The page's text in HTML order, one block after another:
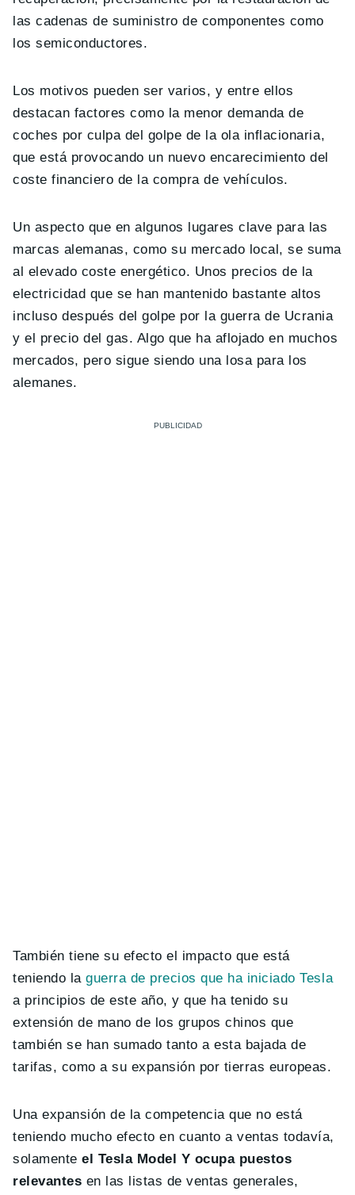
las cadenas de suministro de componentes como
los semiconductores.
Los motivos pueden ser varios, y entre ellos
destacan factores como la menor demanda de
coches por culpa del golpe de la ola inflacionaria,
que está provocando un nuevo encarecimiento del
coste financiero de la compra de vehículos.
Un aspecto que en algunos lugares clave para las
marcas alemanas, como su mercado local, se suma
al elevado coste energético. Unos precios de la
electricidad que se han mantenido bastante altos
incluso después del golpe por la guerra de Ucrania
y el precio del gas. Algo que ha aflojado en muchos
mercados, pero sigue siendo una losa para los
alemanes.
También tiene su efecto el impacto que está
teniendo laguerra de precios que ha iniciado Tesla
a principios de este año, y que ha tenido su
extensión de mano de los grupos chinos que
también se han sumado tanto a esta bajada de
tarifas, como a su expansión por tierras europeas.
Una expansión de la competencia que no está
teniendo mucho efecto en cuanto a ventas todavía,
solamente el Tesla Model Y ocupa puestos
relevantes en las listas de ventas generales,